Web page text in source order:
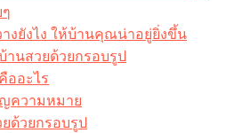
งยังไง ให้บ้านคุณน่าอยู่ยิ่งขึ้น
านสวยด้วยกรอบรูป
ออะไร​
ความหมาย
ด้วยกรอบรูป